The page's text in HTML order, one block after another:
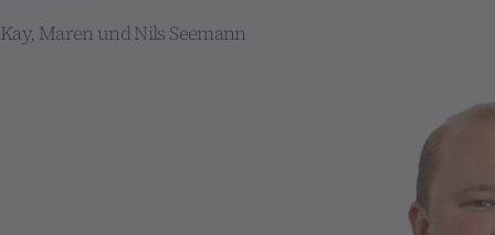
Kay, Maren und Nils Seemann